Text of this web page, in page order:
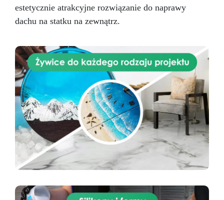
estetycznie atrakcyjne rozwiązanie do naprawy
dachu na statku na zewnątrz.